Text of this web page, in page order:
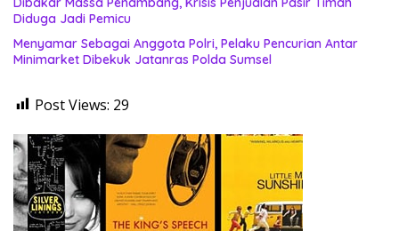
Diduga Jadi Pemicu
Menyamar Sebagai Anggota Polri, Pelaku Pencurian Antar
Minimarket Dibekuk Jatanras Polda Sumsel
Post Views: 29